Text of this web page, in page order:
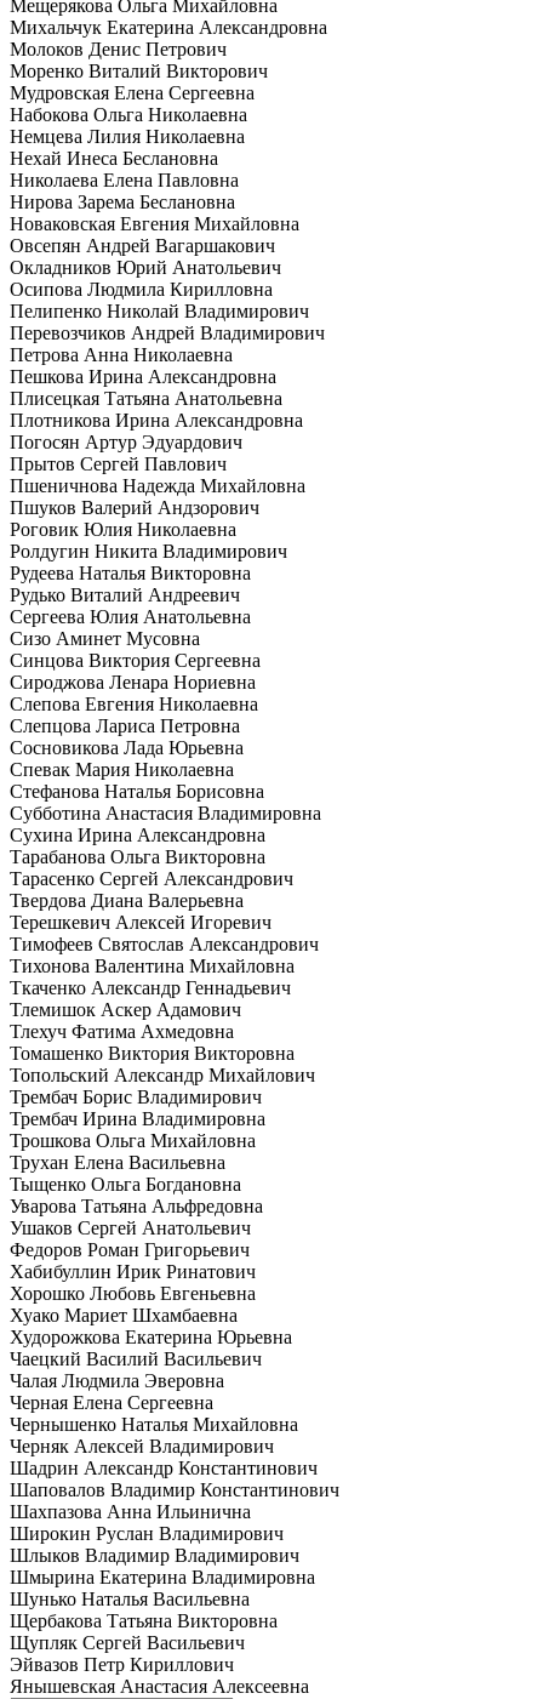
Мещерякова Ольга Михайловна
Михальчук Екатерина Александровна
Молоков Денис Петрович
Моренко Виталий Викторович
Мудровская Елена Сергеевна
Набокова Ольга Николаевна
Немцева Лилия Николаевна
Нехай Инеса Беслановна
Николаева Елена Павловна
Нирова Зарема Беслановна
Новаковская Евгения Михайловна
Овсепян Андрей Вагаршакович
Окладников Юрий Анатольевич
Осипова Людмила Кирилловна
Пелипенко Николай Владимирович
Перевозчиков Андрей Владимирович
Петрова Анна Николаевна
Пешкова Ирина Александровна
Плисецкая Татьяна Анатольевна
Плотникова Ирина Александровна
Погосян Артур Эдуардович
Прытов Сергей Павлович
Пшеничнова Надежда Михайловна
Пшуков Валерий Андзорович
Роговик Юлия Николаевна
Ролдугин Никита Владимирович
Рудеева Наталья Викторовна
Рудько Виталий Андреевич
Сергеева Юлия Анатольевна
Сизо Аминет Мусовна
Синцова Виктория Сергеевна
Сироджова Ленара Нориевна
Слепова Евгения Николаевна
Слепцова Лариса Петровна
Сосновикова Лада Юрьевна
Спевак Мария Николаевна
Стефанова Наталья Борисовна
Субботина Анастасия Владимировна
Сухина Ирина Александровна
Тарабанова Ольга Викторовна
Тарасенко Сергей Александрович
Твердова Диана Валерьевна
Терешкевич Алексей Игоревич
Тимофеев Святослав Александрович
Тихонова Валентина Михайловна
Ткаченко Александр Геннадьевич
Тлемишок Аскер Адамович
Тлехуч Фатима Ахмедовна
Томашенко Виктория Викторовна
Топольский Александр Михайлович
Трембач Борис Владимирович
Трембач Ирина Владимировна
Трошкова Ольга Михайловна
Трухан Елена Васильевна
Тыщенко Ольга Богдановна
Уварова Татьяна Альфредовна
Ушаков Сергей Анатольевич
Федоров Роман Григорьевич
Хабибуллин Ирик Ринатович
Хорошко Любовь Евгеньевна
Хуако Мариет Шхамбаевна
Худорожкова Екатерина Юрьевна
Чаецкий Василий Васильевич
Чалая Людмила Эверовна
Черная Елена Сергеевна
Чернышенко Наталья Михайловна
Черняк Алексей Владимирович
Шадрин Александр Константинович
Шаповалов Владимир Константинович
Шахпазова Анна Ильинична
Широкин Руслан Владимирович
Шлыков Владимир Владимирович
Шмырина Екатерина Владимировна
Шунько Наталья Васильевна
Щербакова Татьяна Викторовна
Щупляк Сергей Васильевич
Эйвазов Петр Кириллович
Янышевская Анастасия Алексеевна